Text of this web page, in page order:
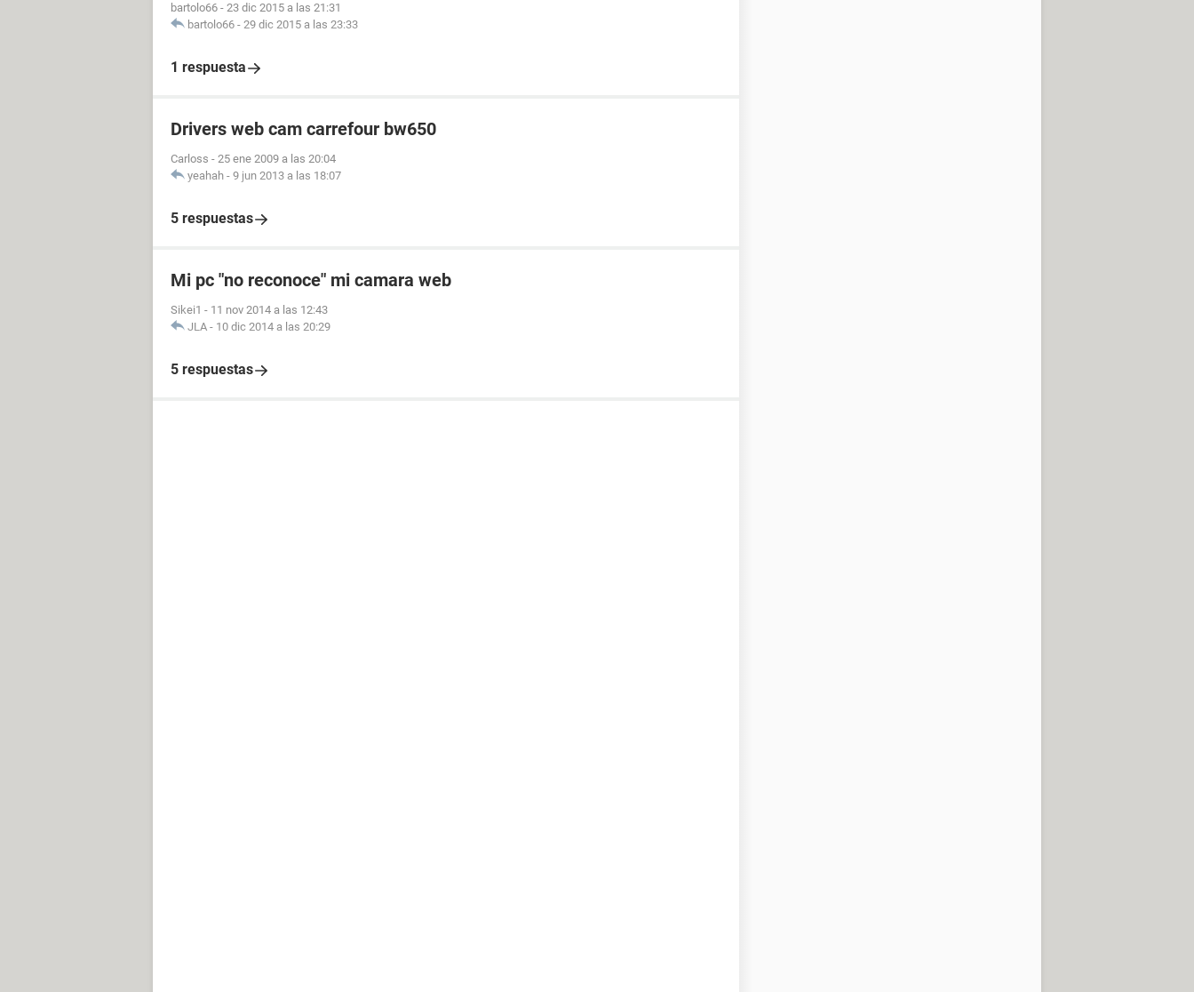
bartolo66 - 23 dic 2015 a las 21:31
bartolo66 - 29 dic 2015 a las 23:33
1 respuesta
Drivers web cam carrefour bw650
Carloss - 25 ene 2009 a las 20:04
yeahah - 9 jun 2013 a las 18:07
5 respuestas
Mi pc "no reconoce" mi camara web
Sikei1 - 11 nov 2014 a las 12:43
JLA - 10 dic 2014 a las 20:29
5 respuestas